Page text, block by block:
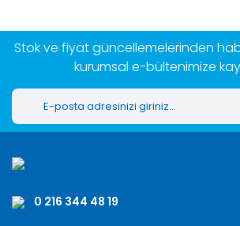
Stok ve fiyat güncellemelerinden
kurumsal e-bültenimize
0 216 344 48 19